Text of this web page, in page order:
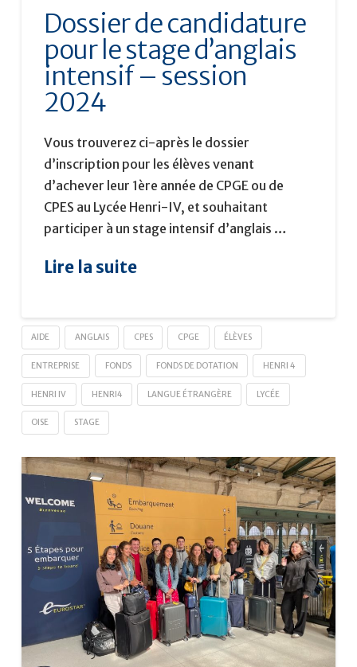
Dossier de candidature
pour le stage d’anglais
intensif – session
2024
Vous trouverez ci-après le dossier
d’inscription pour les élèves venant
d’achever leur 1ère année de CPGE ou de
CPES au Lycée Henri-IV, et souhaitant
participer à un stage intensif d’anglais …
Lire la suite
AIDE ANGLAIS CPES CPGE ÉLÈVES
ENTREPRISE FONDS FONDS DE DOTATION HENRI 4
HENRI IV HENRI4 LANGUE ÉTRANGÈRE LYCÉE
OISE STAGE